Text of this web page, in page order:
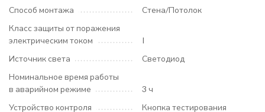
Способ монтажа
Стена/Потолок
Класс защиты от поражения
электрическим током
I
Источник света
Светодиод
Номинальное время работы
в аварийном режиме
3 ч
Устройство контроля
Кнопка тестирования